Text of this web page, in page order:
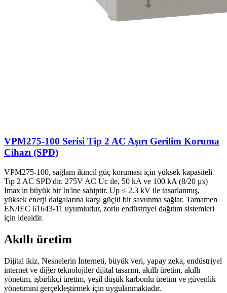
VPM275-100 Serisi Tip 2 AC Aşırı Gerilim Koruma
Cihazı (SPD)
VPM275-100, sağlam ikincil güç koruması için yüksek kapasiteli
Tip 2 AC SPD'dir. 275V AC Uc ile, 50 kA ve 100 kA (8/20 μs)
Imax'in büyük bir In'ine sahiptir. Up ≤ 2.3 kV ile tasarlanmış,
yüksek enerji dalgalarına karşı güçlü bir savunma sağlar. Tamamen
EN/IEC 61643-11 uyumludur, zorlu endüstriyel dağıtım sistemleri
için idealdir.
Akıllı üretim
Dijital ikiz, Nesnelerin İnterneti, büyük veri, yapay zeka, endüstriyel
internet ve diğer teknolojiler dijital tasarım, akıllı üretim, akıllı
yönetim, işbirlikçi üretim, yeşil düşük karbonlu üretim ve güvenlik
yönetimini gerçekleştirmek için uygulanmaktadır.